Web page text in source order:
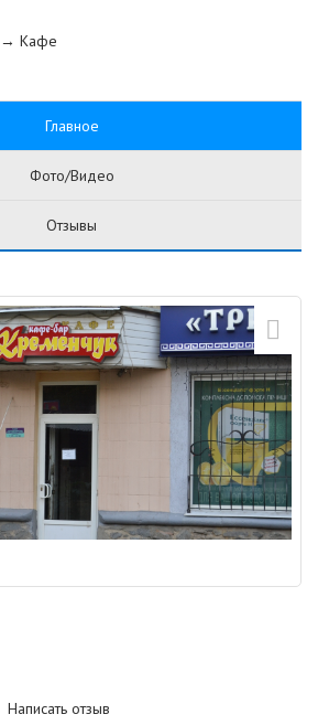
Кафе
Главное
Фото/Видео
Отзывы
Написать отзыв